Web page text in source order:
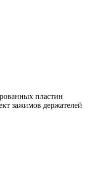
пластин
зажимов держателей